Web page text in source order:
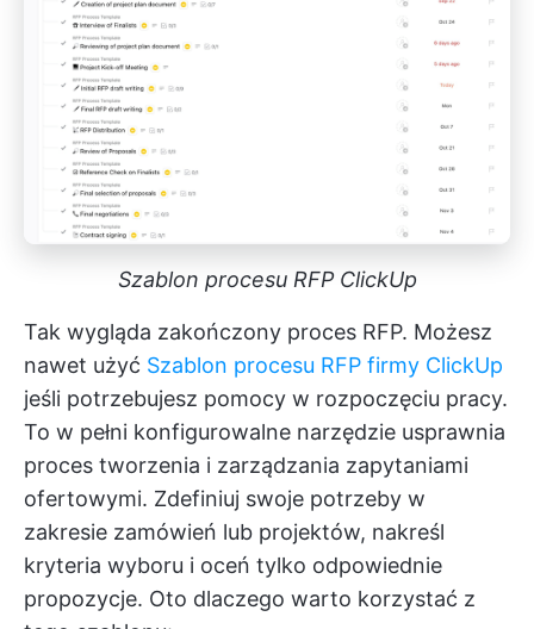
Szablon procesu RFP ClickUp
Tak wygląda zakończony proces RFP. Możesz
nawet użyć Szablon procesu RFP firmy ClickUp
jeśli potrzebujesz pomocy w rozpoczęciu pracy.
To w pełni konfigurowalne narzędzie usprawnia
proces tworzenia i zarządzania zapytaniami
ofertowymi. Zdefiniuj swoje potrzeby w
zakresie zamówień lub projektów, nakreśl
kryteria wyboru i oceń tylko odpowiednie
propozycje. Oto dlaczego warto korzystać z